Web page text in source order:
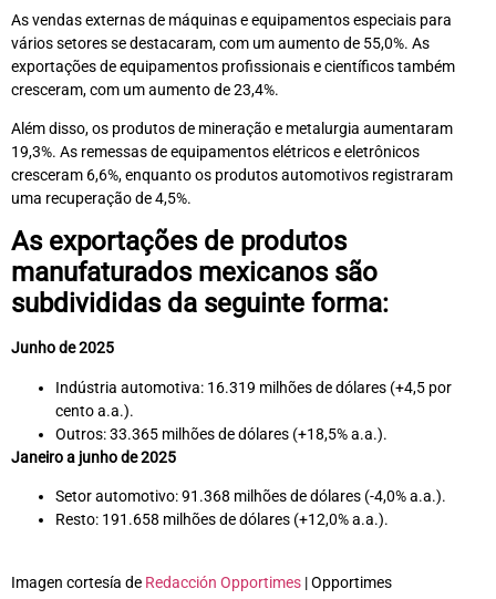
As vendas externas de máquinas e equipamentos especiais para
vários setores se destacaram, com um aumento de 55,0%. As
exportações de equipamentos profissionais e científicos também
cresceram, com um aumento de 23,4%.
Além disso, os produtos de mineração e metalurgia aumentaram
19,3%. As remessas de equipamentos elétricos e eletrônicos
cresceram 6,6%, enquanto os produtos automotivos registraram
uma recuperação de 4,5%.
As exportações de produtos
manufaturados mexicanos são
subdivididas da seguinte forma:
Junho de 2025
Indústria automotiva: 16.319 milhões de dólares (+4,5 por
cento a.a.).
Outros: 33.365 milhões de dólares (+18,5% a.a.).
Janeiro a junho de 2025
Setor automotivo: 91.368 milhões de dólares (-4,0% a.a.).
Resto: 191.658 milhões de dólares (+12,0% a.a.).
Imagen cortesía de Redacción Opportimes | Opportimes